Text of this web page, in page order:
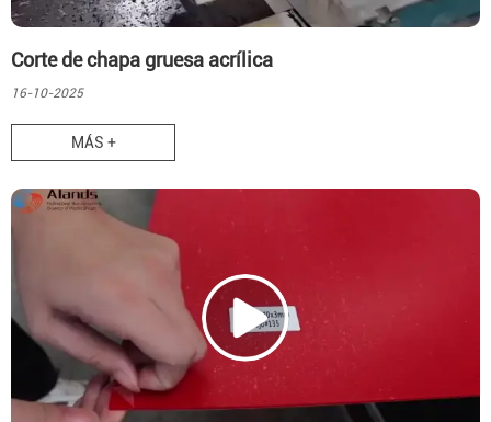
Corte de chapa gruesa acrílica
16-10-2025
MÁS +